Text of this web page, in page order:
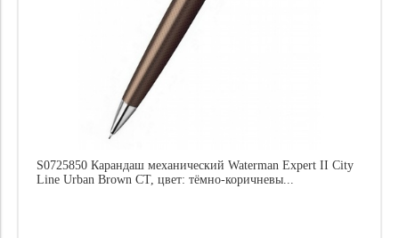
S0725850 Карандаш механический Waterman Expert II City
Line Urban Brown CT, цвет: тёмно-коричневы...